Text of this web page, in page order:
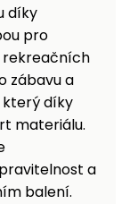
díky
pro
rekreačních
zábavu a
který díky
materiálu.
a
balení.